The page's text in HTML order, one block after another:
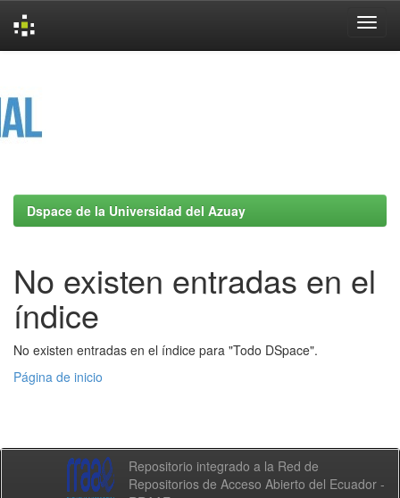
Dspace de la Universidad del Azuay
No existen entradas en el
índice
No existen entradas en el índice para "Todo DSpace".
Página de inicio
Repositorio integrado a la Red de
Repositorios de Acceso Abierto del Ecuador -